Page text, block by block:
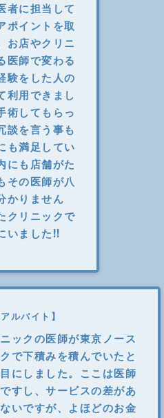
者に担当して
ポイントを取
お店やクリニ
医師で変わる
験をした人の
利用できまし
術してもらっ
談を言う事も
も満足してい
にも店舗がた
その医師が八
かりません
クリニックで
いました!!
ルバイト】
ックの医師が東京ノース
で下積みを積んでいたと
にしました。ここは医師
すし、サービスの差があ
いですが、よほどのお金